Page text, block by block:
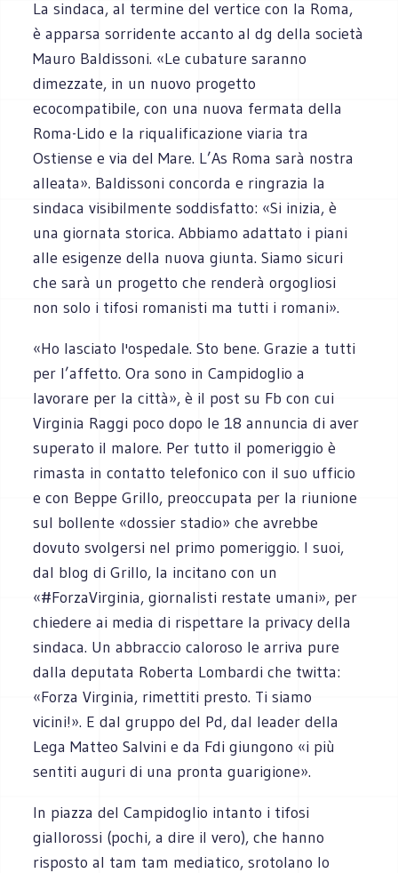
La sindaca, al termine del vertice con la Roma,
è apparsa sorridente accanto al dg della società
Mauro Baldissoni. «Le cubature saranno
dimezzate, in un nuovo progetto
ecocompatibile, con una nuova fermata della
Roma-Lido e la riqualificazione viaria tra
Ostiense e via del Mare. L’As Roma sarà nostra
alleata». Baldissoni concorda e ringrazia la
sindaca visibilmente soddisfatto: «Si inizia, è
una giornata storica. Abbiamo adattato i piani
alle esigenze della nuova giunta. Siamo sicuri
che sarà un progetto che renderà orgogliosi
non solo i tifosi romanisti ma tutti i romani».
«Ho lasciato l'ospedale. Sto bene. Grazie a tutti
per l’affetto. Ora sono in Campidoglio a
lavorare per la città», è il post su Fb con cui
Virginia Raggi poco dopo le 18 annuncia di aver
superato il malore. Per tutto il pomeriggio è
rimasta in contatto telefonico con il suo ufficio
e con Beppe Grillo, preoccupata per la riunione
sul bollente «dossier stadio» che avrebbe
dovuto svolgersi nel primo pomeriggio. I suoi,
dal blog di Grillo, la incitano con un
«#ForzaVirginia, giornalisti restate umani», per
chiedere ai media di rispettare la privacy della
sindaca. Un abbraccio caloroso le arriva pure
dalla deputata Roberta Lombardi che twitta:
«Forza Virginia, rimettiti presto. Ti siamo
vicini!». E dal gruppo del Pd, dal leader della
Lega Matteo Salvini e da Fdi giungono «i più
sentiti auguri di una pronta guarigione».
In piazza del Campidoglio intanto i tifosi
giallorossi (pochi, a dire il vero), che hanno
risposto al tam tam mediatico, srotolano lo